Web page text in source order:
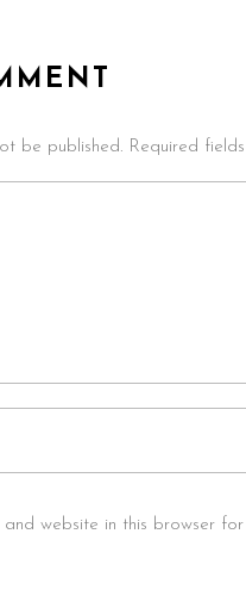
be published. Required
and website in this browser